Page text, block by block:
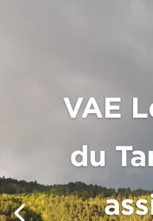
VAE
du